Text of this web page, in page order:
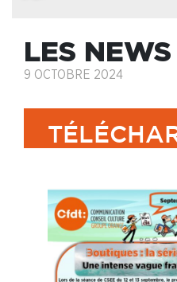
LES
9 OCTOBRE 2024